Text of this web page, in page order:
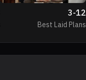
3-12
Best Laid Plans